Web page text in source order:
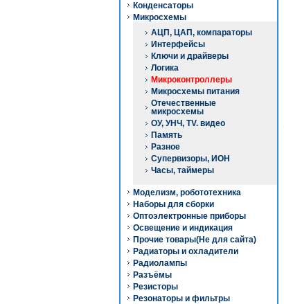
Конденсаторы
Микросхемы
АЦП, ЦАП, компараторы
Интерфейсы
Ключи и драйверы
Логика
Микроконтроллеры
Микросхемы питания
Отечественные
микросхемы
ОУ, УНЧ, TV. видео
Память
Разное
Супервизоры, ИОН
Часы, таймеры
Моделизм, робототехника
Наборы для сборки
Оптоэлектронные приборы
Освещение и индикация
Прочие товары(Не для сайта)
Радиаторы и охладители
Радиолампы
Разъёмы
Резисторы
Резонаторы и фильтры